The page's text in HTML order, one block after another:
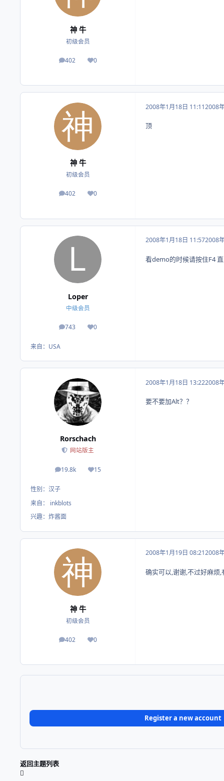
神 牛
初级会员
402
帖子 0
荣誉积分
神 牛
初级会员
402
帖子 0
荣誉积分
2008年1月18日 11:112008
顶
Loper
中级会员
743
帖子 0
荣誉积分
来自： USA
2008年1月18日 11:572008
看demo的时候请按住F4
Rorschach
网站版主
19.8k
帖子 15
荣誉积分
性别： 汉子
来自：
inkblots
兴趣： 炸酱面
2008年1月18日 13:222008
要不要加Alt？？
神 牛
初级会员
402
帖子 0
荣誉积分
2008年1月19日 08:212008
确实可以,谢谢,不过好麻烦
Register a new account
返回主题列表